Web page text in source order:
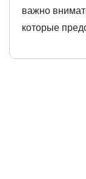
важно
которые